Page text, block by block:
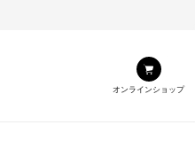
オンラインショップ